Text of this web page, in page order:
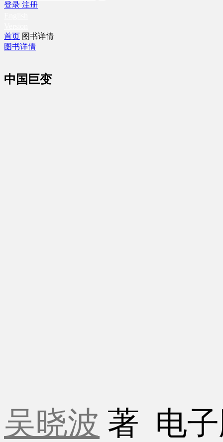
登录 注册
首页 图书详情
图书详情
中国巨变
吴晓波 著 电